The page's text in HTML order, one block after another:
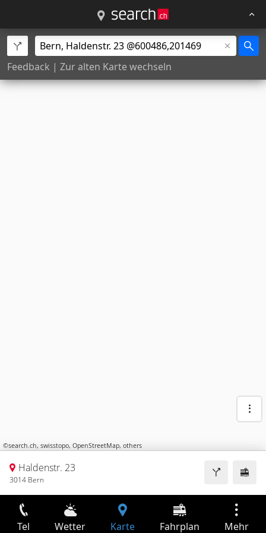
Feedback | Zur alten Karte wechseln
©search.ch, swisstopo, OpenStreetMap, others
Haldenstr. 23
3014 Bern
Tel Wetter Karte Fahrplan Mehr